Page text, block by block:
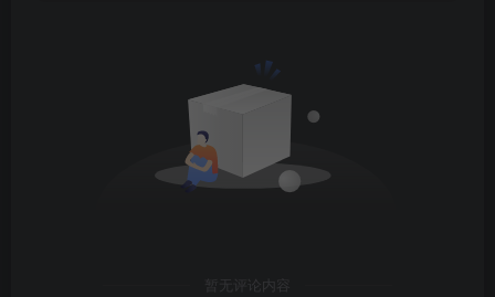
暂无评论内容